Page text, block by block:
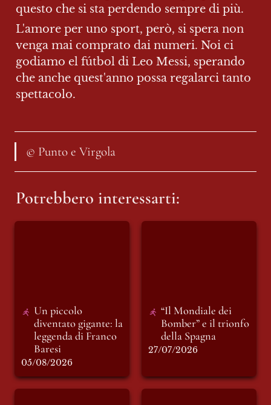
questo che si sta perdendo sempre di più.
L'amore per uno sport, però, si spera non
venga mai comprato dai numeri. Noi ci
godiamo el fútbol di Leo Messi, sperando
che anche quest'anno possa regalarci tanto
spettacolo.
© Punto e Virgola
Potrebbero interessarti:
Un piccolo
Un piccolo
diventato gigante: la
leggenda di Franco
Baresi
05/08/2026
“Il Mondiale dei
“Il Mondiale dei
Bomber” e il trionfo
della Spagna
27/07/2026